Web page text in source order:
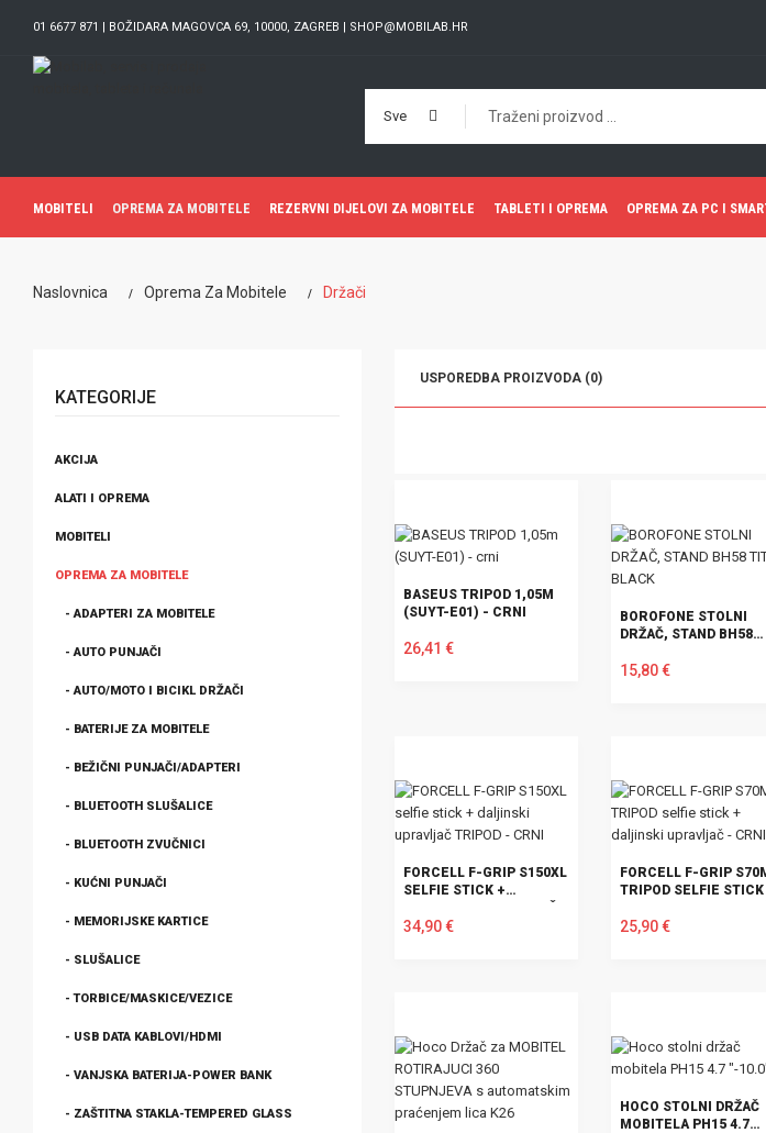
01 6677 871 | BOŽIDARA MAGOVCA 69, 10000, ZAGREB | SHOP@MOBILAB.HR
Sve
MOBITELI OPREMA ZA MOBITELE REZERVNI DIJELOVI ZA MOBITELE TABLETI I OPREMA OPREMA ZA PC I
Naslovnica Oprema Za Mobitele Držači
KATEGORIJE
AKCIJA
ALATI I OPREMA
MOBITELI
OPREMA ZA MOBITELE
- ADAPTERI ZA MOBITELE
- AUTO PUNJAČI
- AUTO/MOTO I BICIKL DRŽAČI
- BATERIJE ZA MOBITELE
- BEŽIČNI PUNJAČI/ADAPTERI
- BLUETOOTH SLUŠALICE
- BLUETOOTH ZVUČNICI
- KUĆNI PUNJAČI
- MEMORIJSKE KARTICE
- SLUŠALICE
- TORBICE/MASKICE/VEZICE
- USB DATA KABLOVI/HDMI
- VANJSKA BATERIJA-POWER BANK
- ZAŠTITNA STAKLA-TEMPERED GLASS
USPOREDBA PROIZVODA (0)
BASEUS TRIPOD 1,05M
(SUYT-E01) - CRNI
26,41 €
BOROFONE STOLNI
DRŽAČ, STAND BH58
15,80 €
FORCELL F-GRIP S150XL
SELFIE STICK +
TRIPOD - CRNI
34,90 €
FORCELL F-GRIP
TRIPOD SELFIE
CRNI
25,90 €
HOCO STOLNI DRŽAČ
MOBITELA PH15 4.7